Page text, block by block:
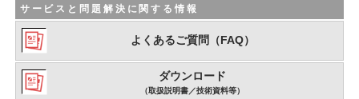
サービスと問題解決に関する情報
よくあるご質問（FAQ）
ダウンロード
（取扱説明書／技術資料等）